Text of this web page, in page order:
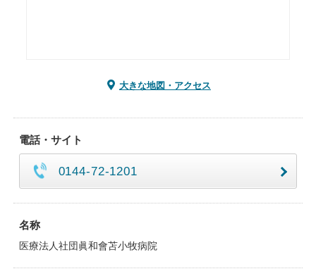
大きな地図・アクセス
電話・サイト
0144-72-1201
名称
医療法人社団眞和會苫小牧病院